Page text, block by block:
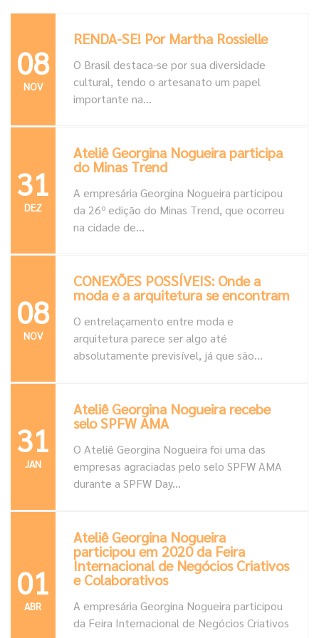
08
NOV
RENDA-SE! Por Martha Rossielle
O Brasil destaca-se por sua diversidade
cultural, tendo o artesanato um papel
importante na...
31
DEZ
Ateliê Georgina Nogueira participa
do Minas Trend
A empresária Georgina Nogueira participou
da 26º edição do Minas Trend, que ocorreu
na cidade de...
08
NOV
CONEXÕES POSSÍVEIS: Onde a
moda e a arquitetura se encontram
O entrelaçamento entre moda e
arquitetura parece ser algo até
absolutamente previsível, já que são...
31
JAN
Ateliê Georgina Nogueira recebe
selo SPFW AMA
O Ateliê Georgina Nogueira foi uma das
empresas agraciadas pelo selo SPFW AMA
durante a SPFW Day...
01
ABR
Ateliê Georgina Nogueira
participou em 2020 da Feira
Internacional de Negócios Criativos
e Colaborativos
A empresária Georgina Nogueira participou
da Feira Internacional de Negócios Criativos